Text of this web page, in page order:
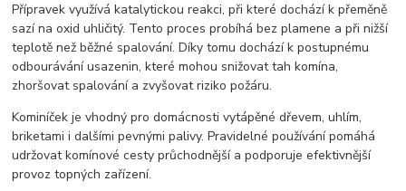
Přípravek využívá katalytickou reakci, při které dochází k přeměně
sazí na oxid uhličitý. Tento proces probíhá bez plamene a při nižší
teplotě než běžné spalování. Díky tomu dochází k postupnému
odbourávání usazenin, které mohou snižovat tah komína,
zhoršovat spalování a zvyšovat riziko požáru.
Kominíček je vhodný pro domácnosti vytápěné dřevem, uhlím,
briketami i dalšími pevnými palivy. Pravidelné používání pomáhá
udržovat komínové cesty průchodnější a podporuje efektivnější
provoz topných zařízení.